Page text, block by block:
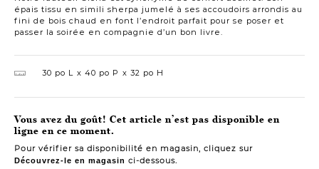
épais tissu en simili sherpa jumelé à ses accoudoirs arrondis au
fini de bois chaud en font l’endroit parfait pour se poser et
passer la soirée en compagnie d’un bon livre.
30 po L 40 po P 32 po H
Vous avez du goût! Cet article n’est pas disponible en
ligne en ce moment.
Pour vérifier sa disponibilité en magasin, cliquez sur
Découvrez-le en magasin ci-dessous.